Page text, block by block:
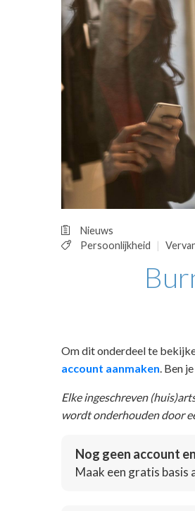
Nieuws
Persoonlijkheid
Om dit onderdeel te
account aanmaken . Ben
Elke ingeschreven
wordt onderhouden door
Nog geen account
Maak een gratis basis